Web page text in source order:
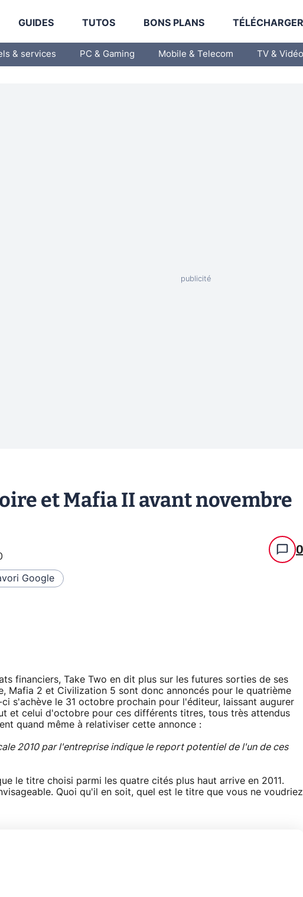
GUIDES TUTOS BONS PLANS
& services PC & Gaming Mobile & Telecom TV & Vidéo
et Mafia II avant novembre
0
Google
financiers, Take Two en dit plus sur les futures sorties de ses
Mafia 2 et Civilization 5 sont donc annoncés pour le quatrième
s'achève le 31 octobre prochain pour l'éditeur, laissant augurer
et celui d'octobre pour ces différents titres, tous très attendus
quand même à relativiser cette annonce :
2010 par l'entreprise indique le report potentiel de l'un de ces
le titre choisi parmi les quatre cités plus haut arrive en 2011.
Quoi qu'il en soit, quel est le titre que vous ne voudriez